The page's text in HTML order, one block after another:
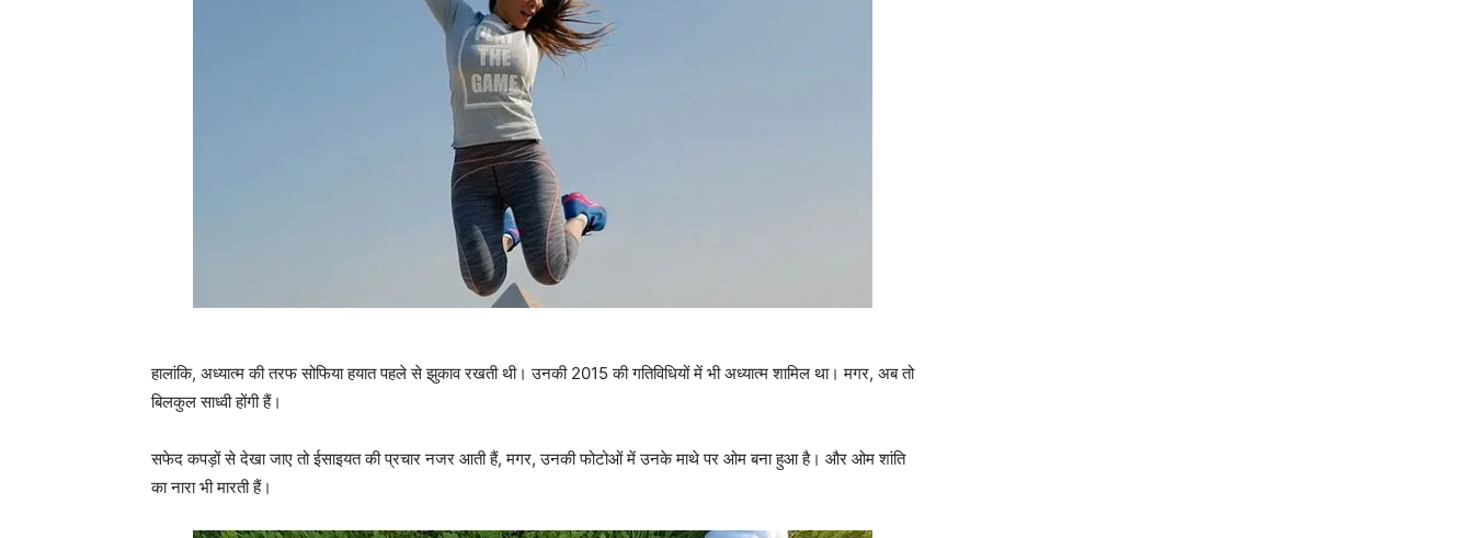
हालांकि, अध्‍यात्‍म की तरफ सोफिया हयात पहले से झुकाव रखती थी। उनकी 2015 की गतिविधियों में भी अध्‍यात्म शामिल था। मगर, अब तो
बिलकुल साध्‍वी होंगी हैं।
सफेद कपड़ों से देखा जाए तो ईसाइयत की प्रचार नजर आती हैं, मगर, उनकी फोटोओं में उनके माथे पर ओम बना हुआ है। और ओम शांति
का नारा भी मारती हैं।